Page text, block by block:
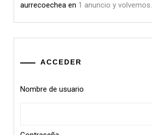
aurrecoechea en 1 anuncio y volvemos.
ACCEDER
Nombre de usuario